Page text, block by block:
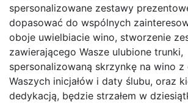
spersonalizowane zestawy
dopasować do wspólnych
oboje uwielbiacie wino, stworzenie
zawierającego Wasze ulubione trunki,
spersonalizowaną skrzynkę na wino z
Waszych inicjałów i daty ślubu, oraz
dedykacją, będzie strzałem w